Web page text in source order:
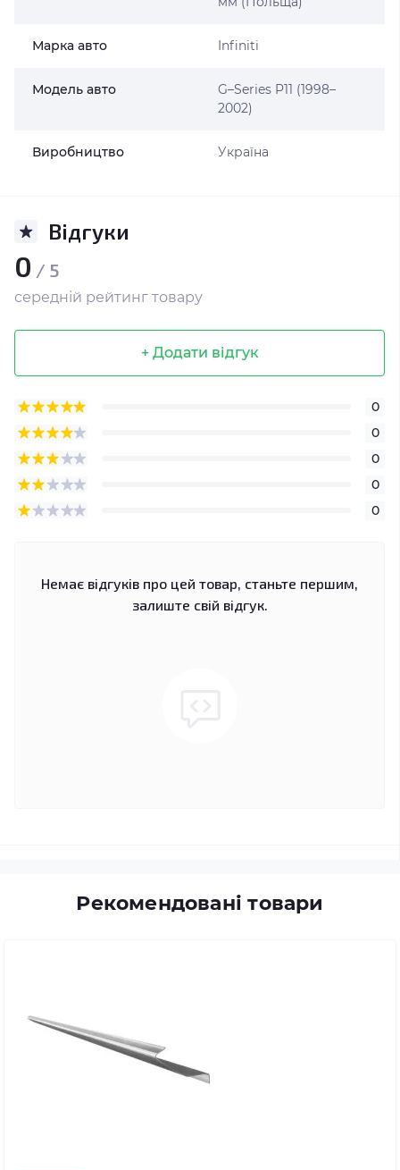
Марка авто Infiniti
Модель авто
G–Series P11 (1998–
2002)
Виробництво Україна
Відгуки
0 / 5
середній рейтинг товару
+ Додати відгук
0
0
0
0
0
Немає відгуків про цей товар, станьте першим,
залиште свій відгук.
Рекомендовані товари